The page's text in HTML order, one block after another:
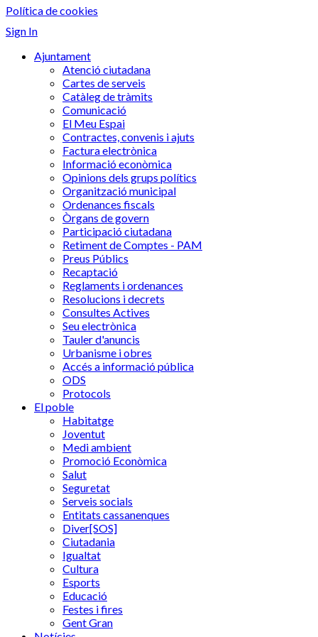
Política de cookies
Sign In
Ajuntament
Atenció ciutadana
Cartes de serveis
Catàleg de tràmits
Comunicació
El Meu Espai
Contractes, convenis i ajuts
Factura electrònica
Informació econòmica
Opinions dels grups polítics
Organització municipal
Ordenances fiscals
Òrgans de govern
Participació ciutadana
Retiment de Comptes - PAM
Preus Públics
Recaptació
Reglaments i ordenances
Resolucions i decrets
Consultes Actives
Seu electrònica
Tauler d'anuncis
Urbanisme i obres
Accés a informació pública
ODS
Protocols
El poble
Habitatge
Joventut
Medi ambient
Promoció Econòmica
Salut
Seguretat
Serveis socials
Entitats cassanenques
Diver[SOS]
Ciutadania
Igualtat
Cultura
Esports
Educació
Festes i fires
Gent Gran